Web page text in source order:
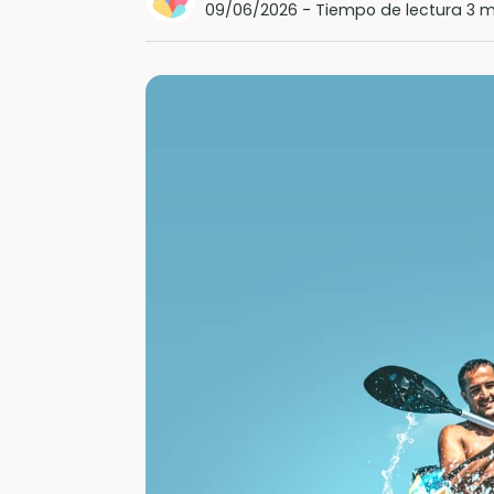
09/06/2026 - Tiempo de lectura 3